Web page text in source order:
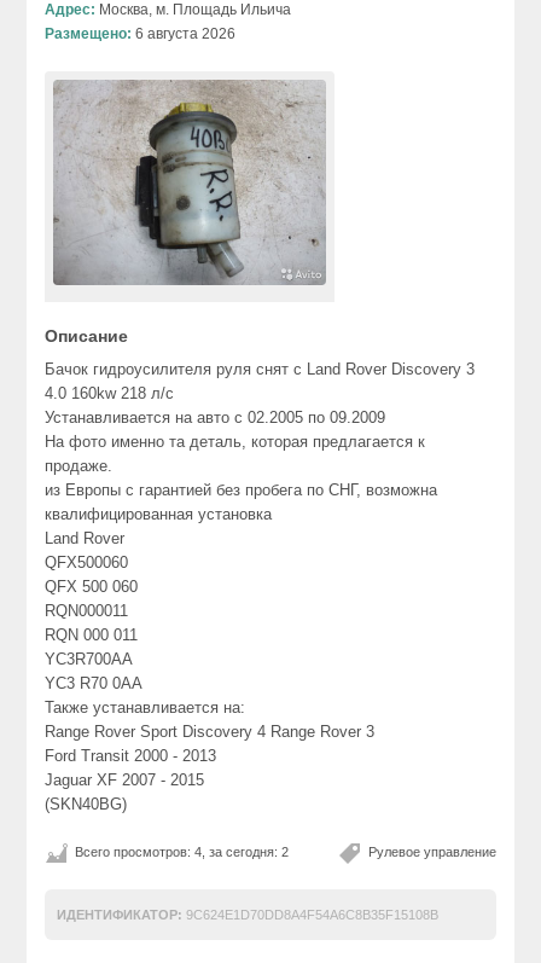
Адрес: Москва, м. Площадь Ильича
Размещено: 6 августа 2026
Описание
Бачок гидроусилителя руля снят с Land Rover Discovery 3
4.0 160kw 218 л/с
Устанавливается на авто с 02.2005 по 09.2009
На фото именно та деталь, которая предлагается к
продаже.
из Европы с гарантией без пробега по СНГ, возможна
квалифицированная установка
Land Rover
QFX500060
QFX 500 060
RQN000011
RQN 000 011
YC3R700AA
YC3 R70 0AA
Также устанавливается на:
Range Rover Sport Discovery 4 Range Rover 3
Ford Transit 2000 - 2013
Jaguar XF 2007 - 2015
(SKN40BG)
Рулевое управление
Всего просмотров: 4, за сегодня: 2
ИДЕНТИФИКАТОР: 9C624E1D70DD8A4F54A6C8B35F15108B